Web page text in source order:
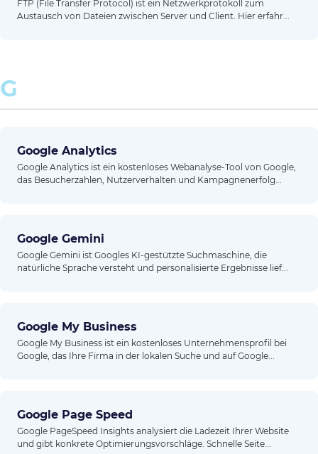
FTP (File Transfer Protocol) ist ein Netzwerkprotokoll zum
Austausch von Dateien zwischen Server und Client. Hier erfahr...
G
Google Analytics
Google Analytics ist ein kostenloses Webanalyse-Tool von Google,
das Besucherzahlen, Nutzerverhalten und Kampagnenerfolg...
Google Gemini
Google Gemini ist Googles KI-gestützte Suchmaschine, die
natürliche Sprache versteht und personalisierte Ergebnisse lief...
Google My Business
Google My Business ist ein kostenloses Unternehmensprofil bei
Google, das Ihre Firma in der lokalen Suche und auf Google...
Google Page Speed
Google PageSpeed Insights analysiert die Ladezeit Ihrer Website
und gibt konkrete Optimierungsvorschläge. Schnelle Seite...